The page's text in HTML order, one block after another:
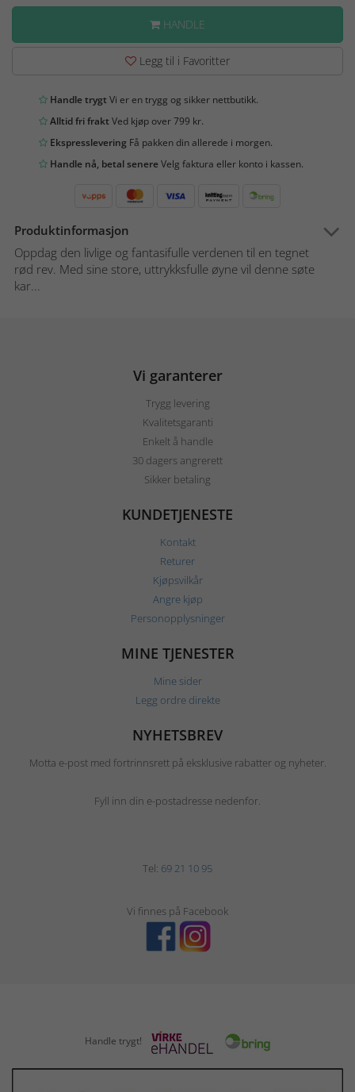
HANDLE
Legg til i Favoritter
Handle trygtVi er en trygg og sikker nettbutikk.
Alltid fri fraktVed kjøp over 799 kr.
Ekspresslevering Få pakken din allerede i morgen.
Handle nå, betal senereVelg faktura eller konto i kassen.
Produktinformasjon
Oppdag den livlige og fantasifulle verdenen til en tegnet
rød rev. Med sine store, uttrykksfulle øyne vil denne søte
kar...
Vi garanterer
Trygg levering
Kvalitetsgaranti
Enkelt å handle
30 dagers angrerett
Sikker betaling
KUNDETJENESTE
Kontakt
Returer
Kjøpsvilkår
Angre kjøp
Personopplysninger
MINE TJENESTER
Mine sider
Legg ordre direkte
NYHETSBREV
Motta e-post med fortrinnsrett på eksklusive rabatter og nyheter.
Fyll inn din e-postadresse nedenfor.
Tel: 69 21 10 95
Vi finnes på Facebook
Handle trygt!